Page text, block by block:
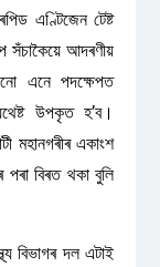
এণ্টিজেন টেষ্ট
সঁচাকৈয়ে আদৰণীয়
এনে পদক্ষেপত
উপকৃত হ’ব।
মহানগৰীৰ একাংশ
পৰা বিৰত থকা বুলি
দল এটাই